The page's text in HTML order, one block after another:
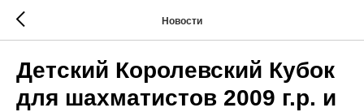
Новости
Детский Королевский Кубок
для шахматистов 2009 г.р. и